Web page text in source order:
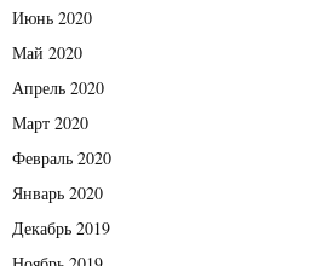
Июнь 2020
Май 2020
Апрель 2020
Март 2020
Февраль 2020
Январь 2020
Декабрь 2019